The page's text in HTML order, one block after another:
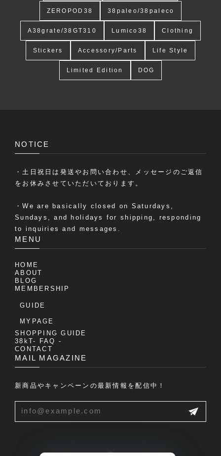
ZEROPOD38 38paleo/38paleco
A38grate/38GT310 Lumico38 Clothing
Stickers Accessory/Parts Life Style
Limited Edition DOG
NOTICE
・土日祝日は発送やお問い合わせ、メッセージのご返信
をお休みさせていただいております。
・We are basically closed on Saturdays,
Sundays, and holidays for shipping, responding
to inquiries and messages.
MENU
HOME
ABOUT
BLOG
MEMBERSHIP
GUIDE
MYPAGE
SHOPPING GUIDE
38kT- FAQ -
CONTACT
MAIL MAGAZINE
新商品やキャンペーンの最新情報を配信中！